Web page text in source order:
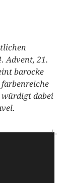
Advent, 21.
barocke
würdigt dabei